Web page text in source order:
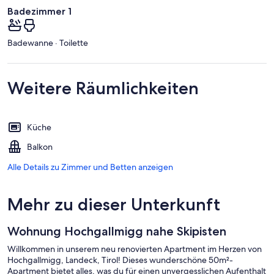
Badezimmer 1
Badewanne · Toilette
Weitere Räumlichkeiten
Küche
Balkon
Alle Details zu Zimmer und Betten anzeigen
Mehr zu dieser Unterkunft
Wohnung Hochgallmigg nahe Skipisten
Willkommen in unserem neu renovierten Apartment im Herzen von
Hochgallmigg, Landeck, Tirol! Dieses wunderschöne 50m²-
Apartment bietet alles, was du für einen unvergesslichen Aufenthalt